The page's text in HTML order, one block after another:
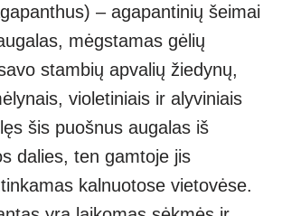
– agapantinių šeimai
mėgstamas gėlių
stambių apvalių žiedynų,
violetiniais ir alyviniais
šis puošnus augalas iš
dalies, ten gamtoje jis
kalnuotose vietovėse.